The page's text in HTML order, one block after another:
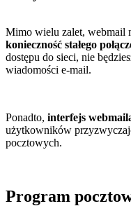
Mimo wielu zalet, webmail
konieczność stałego
dostępu do sieci, nie
wiadomości e-mail.
Ponadto, interfejs
użytkowników
pocztowych.
Program